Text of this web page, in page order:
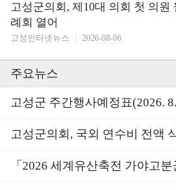
고성군의회, 제10대 의회 첫 의원
례회 열어
고성인터넷뉴스 2026-08-06
주요뉴스
고성군 주간행사예정표(2026.
고성군의회, 국외 연수비 전액
「2026 세계유산축전 가야고